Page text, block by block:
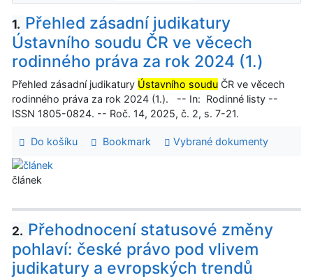
1. Přehled zásadní judikatury
Ústavního soudu ČR ve věcech
rodinného práva za rok 2024 (1.)
Přehled zásadní judikatury Ústavního soudu ČR ve věcech
rodinného práva za rok 2024 (1.). -- In: Rodinné listy --
ISSN 1805-0824. -- Roč. 14, 2025, č. 2, s. 7-21.
Do košíku Bookmark Vybrané dokumenty
článek
2. Přehodnocení statusové změny
pohlaví: české právo pod vlivem
judikatury a evropských trendů